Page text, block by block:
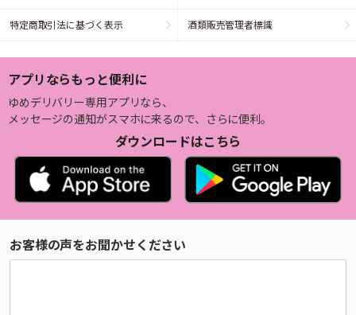
特定商取引法に基づく表示 酒類販売管理者標識
アプリならもっと便利に
ゆめデリバリー専用アプリなら、
メッセージの通知がスマホに来るので、さらに便利。
ダウンロードはこちら
お客様の声をお聞かせください